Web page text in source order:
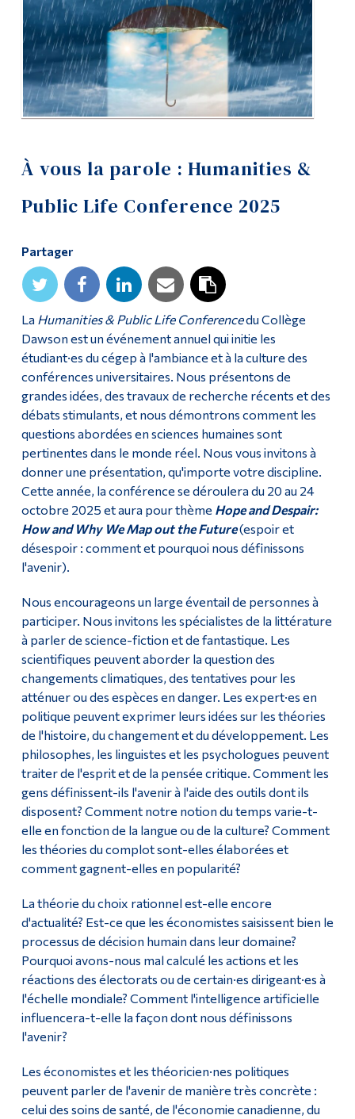
À vous la parole : Humanities &
Public Life Conference 2025
Partager
La Humanities & Public Life Conferencedu Collège
Dawson est un événement annuel qui initie les
étudiant·es du cégep à l'ambiance et à la culture des
conférences universitaires. Nous présentons de
grandes idées, des travaux de recherche récents et des
débats stimulants, et nous démontrons comment les
questions abordées en sciences humaines sont
pertinentes dans le monde réel. Nous vous invitons à
donner une présentation, qu'importe votre discipline.
Cette année, la conférence se déroulera du 20 au 24
octobre 2025 et aura pour thème Hope and Despair:
How and Why We Map out the Future(espoir et
désespoir : comment et pourquoi nous définissons
l'avenir).
Nous encourageons un large éventail de personnes à
participer. Nous invitons les spécialistes de la littérature
à parler de science-fiction et de fantastique. Les
scientifiques peuvent aborder la question des
changements climatiques, des tentatives pour les
atténuer ou des espèces en danger. Les expert·es en
politique peuvent exprimer leurs idées sur les théories
de l'histoire, du changement et du développement. Les
philosophes, les linguistes et les psychologues peuvent
traiter de l'esprit et de la pensée critique. Comment les
gens définissent-ils l'avenir à l'aide des outils dont ils
disposent? Comment notre notion du temps varie-t-
elle en fonction de la langue ou de la culture? Comment
les théories du complot sont-elles élaborées et
comment gagnent-elles en popularité?
La théorie du choix rationnel est-elle encore
d'actualité? Est-ce que les économistes saisissent bien le
processus de décision humain dans leur domaine?
Pourquoi avons-nous mal calculé les actions et les
réactions des électorats ou de certain·es dirigeant·es à
l'échelle mondiale? Comment l'intelligence artificielle
influencera-t-elle la façon dont nous définissons
l'avenir?
Les économistes et les théoricien·nes politiques
peuvent parler de l'avenir de manière très concrète :
celui des soins de santé, de l'économie canadienne, du
Étudiants actuels
Corps enseignant et
personnel administratif
Diplômé·es et visiteur·euses